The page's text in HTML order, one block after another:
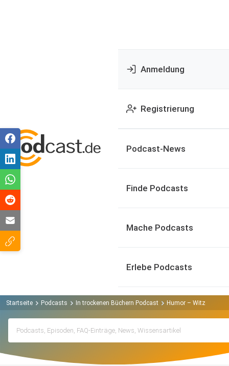
Anmeldung
Registrierung
Podcast-News
Finde Podcasts
Mache Podcasts
Erlebe Podcasts
Startseite Podcasts In trockenen Büchern Podcast Humor – Witze